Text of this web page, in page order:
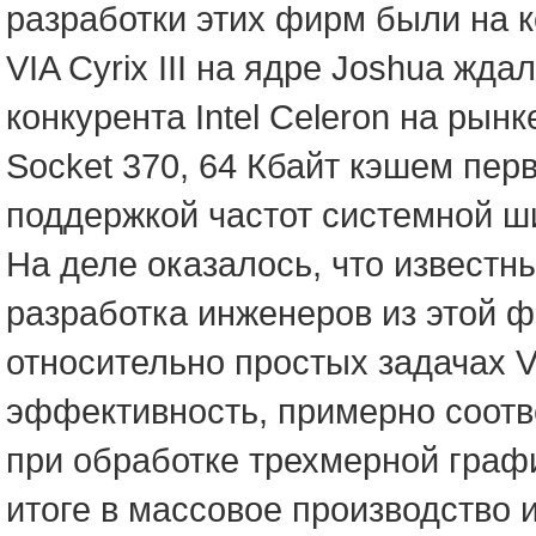
разработки этих фирм были на
VIA Cyrix III на ядре Joshua
конкурента Intel Celeron на
Socket 370, 64 Кбайт кэшем
поддержкой частот системной
На деле оказалось, что
разработка инженеров из
относительно простых задачах
эффективность, примерно
при обработке трехмерной
итоге в массовое производство